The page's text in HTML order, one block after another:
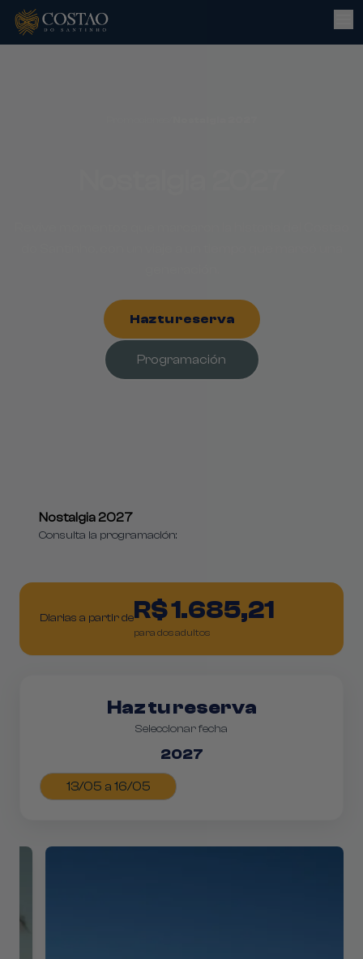
Haz tu reserva
Programación
Nostalgia 2027
Consulta la programación:
Diarias a partir deR$ 1.685,21
para dos adultos
Haz tu reserva
Seleccionar fecha
2027
13/05 a 16/05